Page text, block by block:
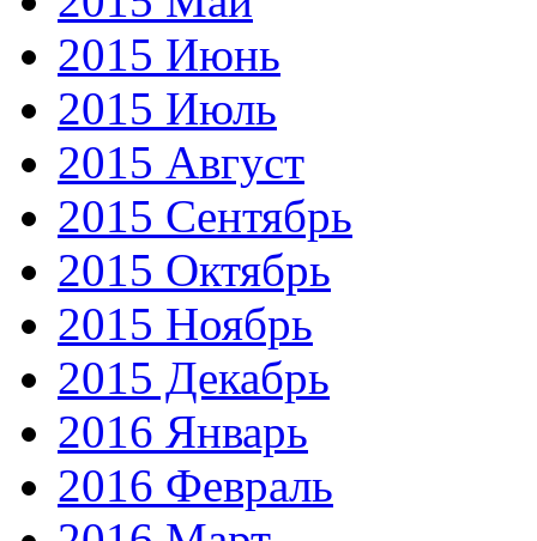
2015 Июнь
2015 Июль
2015 Август
2015 Сентябрь
2015 Октябрь
2015 Ноябрь
2015 Декабрь
2016 Январь
2016 Февраль